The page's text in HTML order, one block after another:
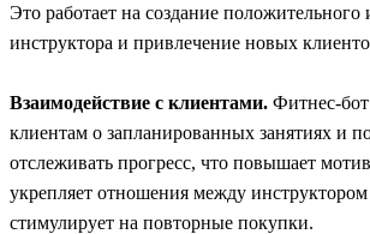
Это работает на создание
инструктора и привлечение новых
Взаимодействие с клиентами. Фитнес-
клиентам о запланированных занятиях и
отслеживать прогресс, что повышает
укрепляет отношения между
стимулирует на повторные покупки.